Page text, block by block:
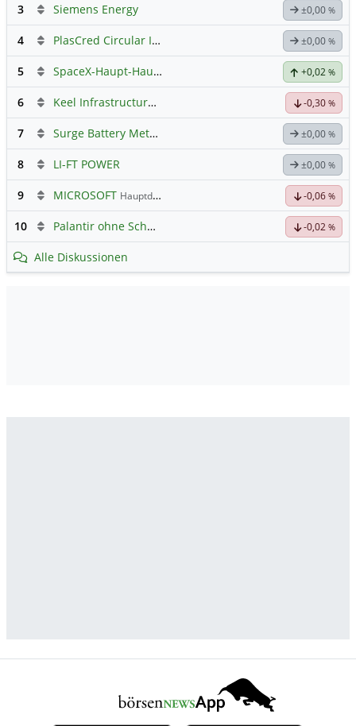
3 Siemens Energy ±0,00 %
4 PlasCred Circular Innovations ±0,00 %
5 SpaceX-Haupt-Hauptforum +0,02 %
6 Keel Infrastructure Corporation Hauptdiskussion -0,30 %
7 Surge Battery Metals - Forum ±0,00 %
8 LI-FT POWER ±0,00 %
9 MICROSOFT Hauptdiskussion -0,06 %
10 Palantir ohne Schnickschnack -0,02 %
Alle Diskussionen